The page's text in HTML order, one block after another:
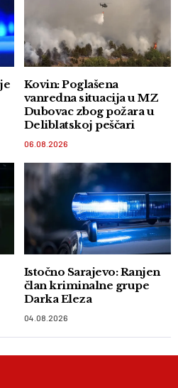
Kovin: Poglašena
vanredna situacija u MZ
Dubovac zbog požara u
Deliblatskoj peščari
06.08.2026
Istočno Sarajevo: Ranjen
član kriminalne grupe
Darka Eleza
04.08.2026